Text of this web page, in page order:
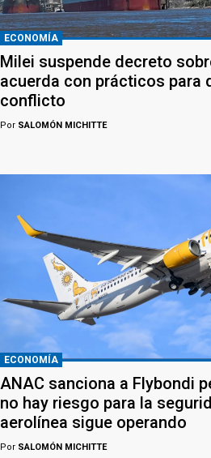
ECONOMÍA
Milei suspende decreto
acuerda con prácticos para
conflicto
Por SALOMÓN MICHITTE
ECONOMÍA
ANAC sanciona a Flybondi
no hay riesgo para la
aerolínea sigue operando
Por SALOMÓN MICHITTE